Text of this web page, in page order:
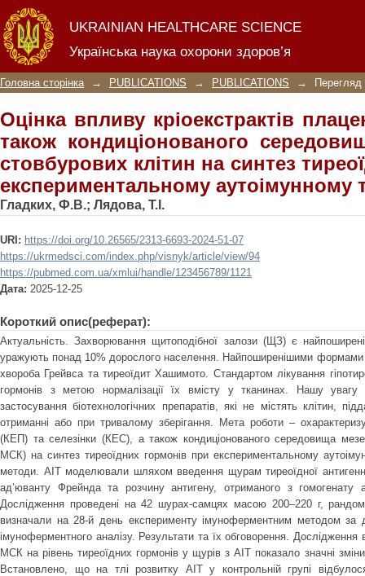
UKRAINIAN HEALTHCARE SCIENCE
Українська наука охорони здоров’я
Оцінка впливу
кондиціонованого середовища
тиреоїдних гормонів при
Головна сторінка → PUBLICATIONS → PUBLICATIONS → Перегляд
Оцінка впливу кріоекстрактів
також кондиціонованого
стовбурових клітин на синтез
експериментальному аутоімунному
Гладких, Ф.В.; Лядова, Т.І.
URI: https://doi.org/10.26565/2313-6693-2024-51-07
https://ukrmedsci.com/index.php/visnyk/article/view/94
https://pubmed.com.ua/xmlui/handle/123456789/1121
Дата: 2025-12-25
Короткий опис(реферат):
Актуальність. Захворювання щитоподібної залози (ЩЗ) є
уражують понад 10% дорослого населення. Найпоширенішими
хвороба Грейвса та тиреоїдит Хашимото. Стандартом лікування
гормонів з метою нормалізації їх вмісту у тканинах. Нашу увагу
застосування біотехнологічних препаратів, які не містять клітин,
отриманні або при тривалому зберігання. Мета роботи –
(КЕП) та селезінки (КЕС), а також кондиціонованого середовища
МСК) на синтез тиреоїдних гормонів при експериментальному
методи. АІТ моделювали шляхом введення щурам тиреоїдної
ад’юванту Фрейнда та розчину антигену, отриманого з гомогенату
Дослідження проведені на 42 шурах-самцях масою 200–220 г,
визначали на 28-й день експерименту імуноферментним методом за
імуноферментного аналізу. Результати та їх обговорення.
МСК на рівень тиреоїдних гормонів у щурів з АІТ показало значні
Встановлено, що на тлі розвитку АІТ у контрольній групі